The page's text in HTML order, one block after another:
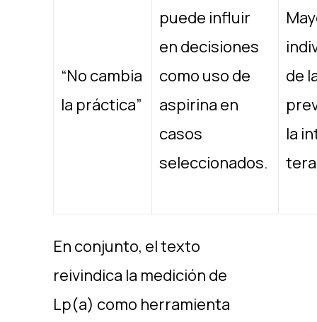
“No cambia
la práctica”
puede influir
en decisiones
como uso de
aspirina en
casos
seleccionados.
de
la
En conjunto, el texto
reivindica la medición de
Lp(a) como herramienta